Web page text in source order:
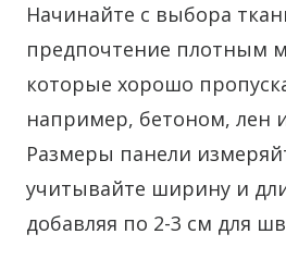
Начинайте с выбора
предпочтение плотным
которые хорошо
например, бетоном, лен
Размеры панели
учитывайте ширину и
добавляя по 2-3 см для